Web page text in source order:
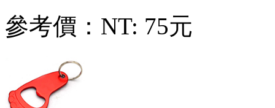
參考價： NT: 75元